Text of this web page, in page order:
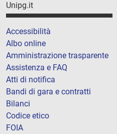
Unipg.it
Accessibilità
Albo online
Amministrazione trasparente
Assistenza e FAQ
Atti di notifica
Bandi di gara e contratti
Bilanci
Codice etico
FOIA